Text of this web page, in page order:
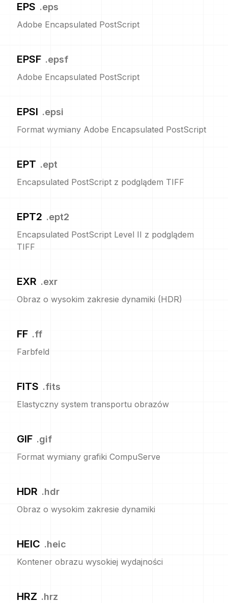
EPS .eps
Adobe Encapsulated PostScript
EPSF .epsf
Adobe Encapsulated PostScript
EPSI .epsi
Format wymiany Adobe Encapsulated PostScript
EPT .ept
Encapsulated PostScript z podglądem TIFF
EPT2 .ept2
Encapsulated PostScript Level II z podglądem
TIFF
EXR .exr
Obraz o wysokim zakresie dynamiki (HDR)
FF .ff
Farbfeld
FITS .fits
Elastyczny system transportu obrazów
GIF .gif
Format wymiany grafiki CompuServe
HDR .hdr
Obraz o wysokim zakresie dynamiki
HEIC .heic
Kontener obrazu wysokiej wydajności
HRZ .hrz